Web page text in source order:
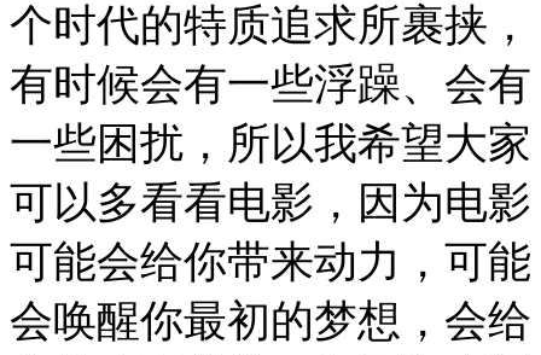
个时代的特质追求所裹挟，
有时候会有一些浮躁、会有
一些困扰，所以我希望大家
可以多看看电影，因为电影
可能会给你带来动力，可能
会唤醒你最初的梦想，会给